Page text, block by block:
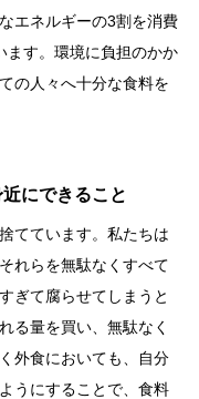
エネルギーの3割を消費
ます。環境に負担のかか
の人々へ十分な食料を
にできること
てています。私たちは
れらを無駄なくすべて
ぎて腐らせてしまうと
る量を買い、無駄なく
外食においても、自分
うにすることで、食料